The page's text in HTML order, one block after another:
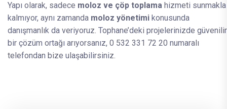
Yapı olarak, sadece moloz ve çöp toplama hizmeti sunmakla
kalmıyor, aynı zamanda moloz yönetimi konusunda
danışmanlık da veriyoruz. Tophane’deki projelerinizde güvenilir
bir çözüm ortağı arıyorsanız, 0 532 331 72 20 numaralı
telefondan bize ulaşabilirsiniz.